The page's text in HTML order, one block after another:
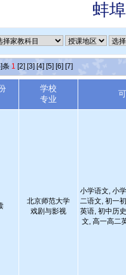
蚌
条 1 [2] [3] [4] [5] [6] [7]
学校
专业
北京师范大学
戏剧与影视
小学语文, 小
二语文, 初一
英语, 初中历
文, 高一高二